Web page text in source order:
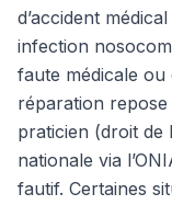
d’accident
infection
faute médicale ou
réparation
praticien (droit de
nationale via
fautif. Certaines